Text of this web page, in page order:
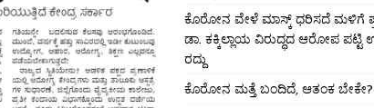
ಕೊರೋನ ವೇಳೆ ಮಾಸ್ಕ್ ಧರಿಸದೆ ಮಳಿಗೆ
ಡಾ. ಕಕ್ಕಿಲ್ಲಾಯ ವಿರುದ್ಧದ ಆರೋಪ
ರದ್ದು
ಕೊರೋನ ಮತ್ತೆ ಬಂದಿದೆ, ಆತಂಕ ಬೇಕೇ?